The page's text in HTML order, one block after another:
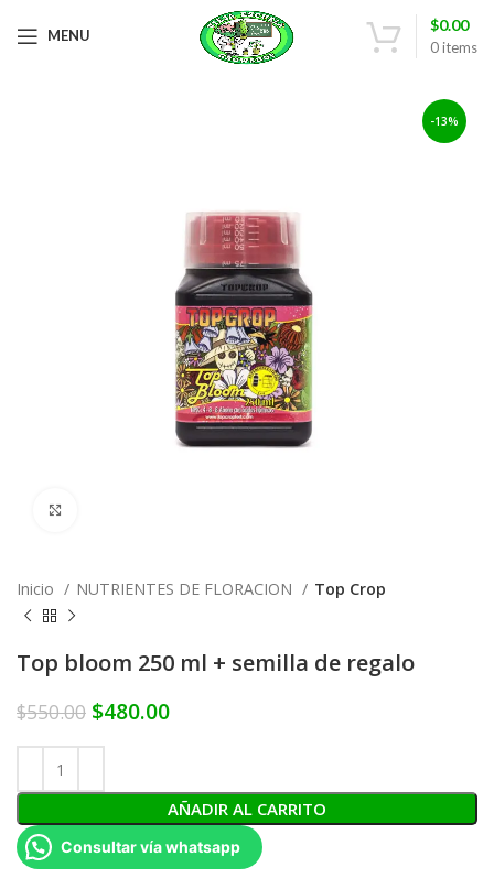
MENU
0items
$0.00
-13%
Inicio NUTRIENTES DE FLORACION Top Crop
Top bloom 250 ml + semilla de regalo
$550.00 $480.00
AÑADIR AL CARRITO
Consultar vía whatsapp